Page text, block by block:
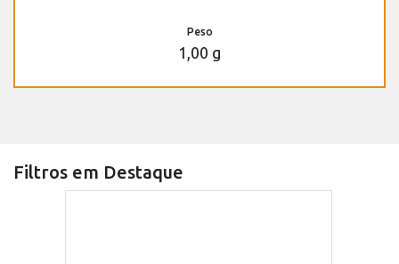
Peso
1,00 g
Filtros em Destaque